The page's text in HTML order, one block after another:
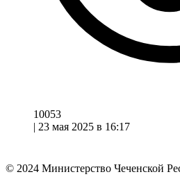
10053
| 23 мая 2025 в 16:17
© 2024 Министерство Чеченской